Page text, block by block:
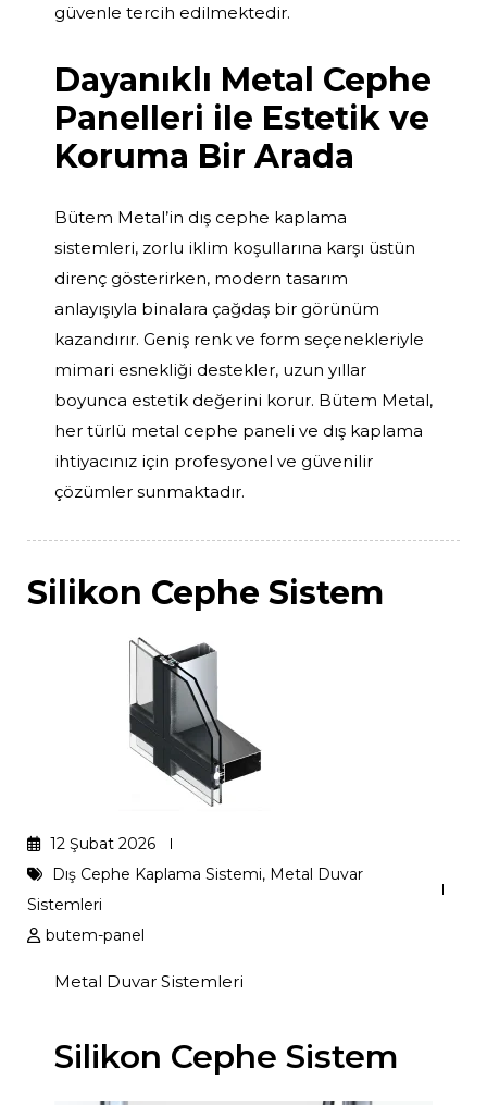
güvenle tercih edilmektedir.
Dayanıklı Metal Cephe
Panelleri ile Estetik ve
Koruma Bir Arada
Bütem Metal’in dış cephe kaplama
sistemleri, zorlu iklim koşullarına karşı üstün
direnç gösterirken, modern tasarım
anlayışıyla binalara çağdaş bir görünüm
kazandırır. Geniş renk ve form seçenekleriyle
mimari esnekliği destekler, uzun yıllar
boyunca estetik değerini korur. Bütem Metal,
her türlü metal cephe paneli ve dış kaplama
ihtiyacınız için profesyonel ve güvenilir
çözümler sunmaktadır.
Silikon Cephe Sistem
12 Şubat 2026
Dış Cephe Kaplama Sistemi, Metal Duvar
Sistemleri
butem-panel
Metal Duvar Sistemleri
Silikon Cephe Sistem